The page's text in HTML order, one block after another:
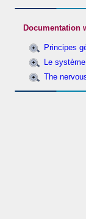
Documentation
Principes
Le
The